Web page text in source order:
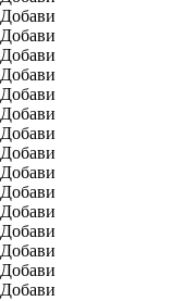
Добави
Добави
Добави
Добави
Добави
Добави
Добави
Добави
Добави
Добави
Добави
Добави
Добави
Добави
Добави